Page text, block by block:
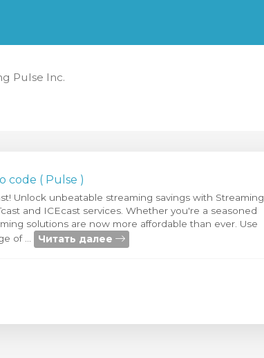
Pulse Inc.
code ( Pulse )
Unlock unbeatable streaming savings with Streaming
and ICEcast services. Whether you're a seasoned
solutions are now more affordable than ever. Use
of ...
Читать далее